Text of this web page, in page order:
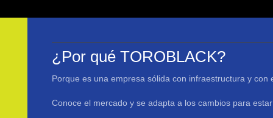
¿Por qué TOROBLACK?
Porque es una empresa sólida con infraestructura y
Conoce el mercado y se adapta a los cambios para